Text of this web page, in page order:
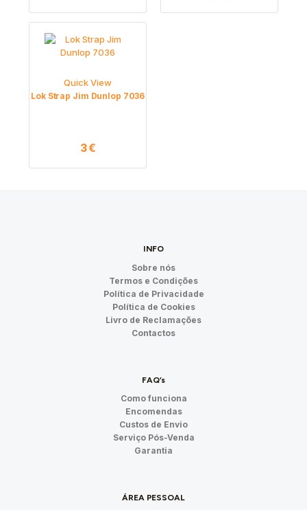
Quick View
Lok Strap Jim Dunlop 7036
3€
INFO
Sobre nós
Termos e Condições
Política de Privacidade
Política de Cookies
Livro de Reclamações
Contactos
FAQ’s
Como funciona
Encomendas
Custos de Envio
Serviço Pós-Venda
Garantia
ÁREA PESSOAL